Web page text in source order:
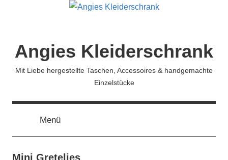
Angies Kleiderschrank
Mit Liebe hergestellte Taschen, Accessoires & handgemachte
Einzelstücke
Menü
Mini Gretelies